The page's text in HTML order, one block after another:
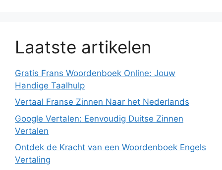
Laatste artikelen
Gratis Frans Woordenboek Online: Jouw
Handige Taalhulp
Vertaal Franse Zinnen Naar het Nederlands
Google Vertalen: Eenvoudig Duitse Zinnen
Vertalen
Ontdek de Kracht van een Woordenboek Engels
Vertaling